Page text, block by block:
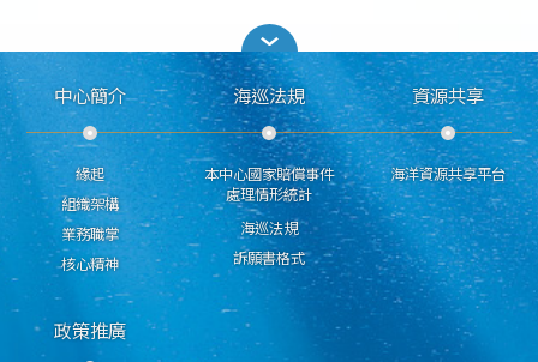
中心簡介
緣起
組織架構
業務職掌
核心精神
海巡法規
本中心國家賠償事件
處理情形統計
海巡法規
訴願書格式
資源共享
海洋資源共享平台
政策推廣